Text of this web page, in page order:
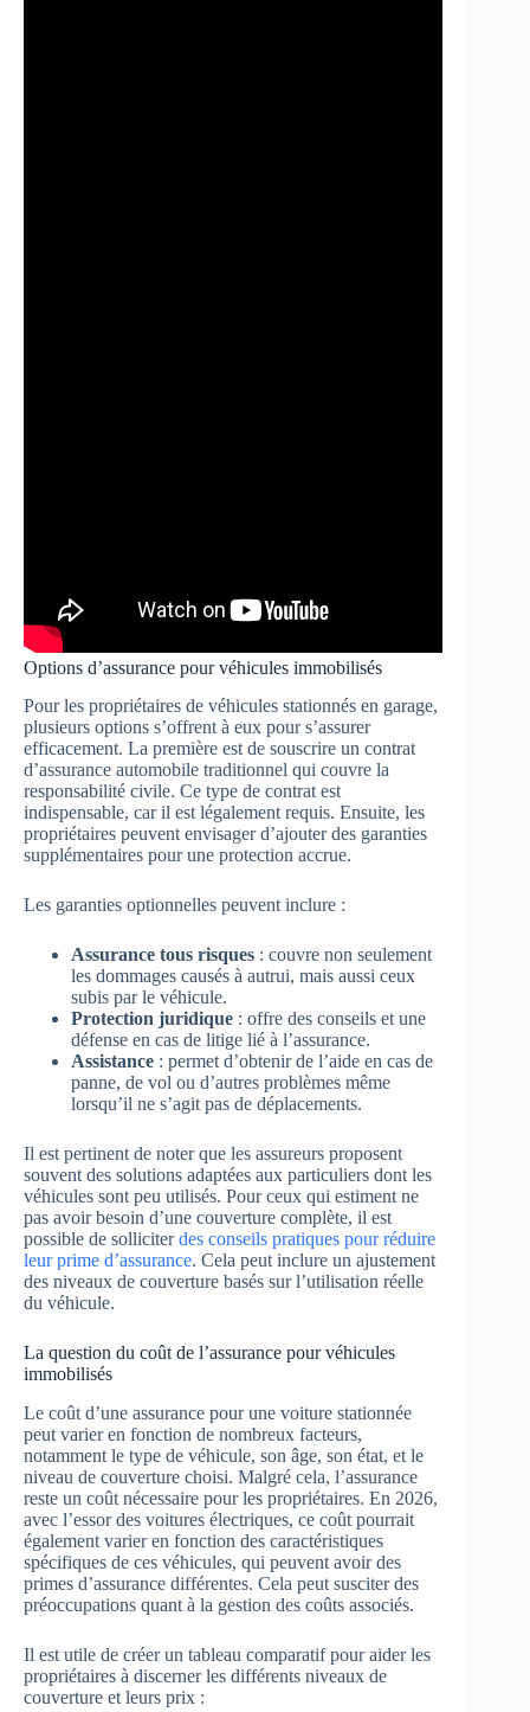
Options d’assurance pour véhicules immobilisés
Pour les propriétaires de véhicules stationnés en garage,
plusieurs options s’offrent à eux pour s’assurer
efficacement. La première est de souscrire un contrat
d’assurance automobile traditionnel qui couvre la
responsabilité civile. Ce type de contrat est
indispensable, car il est légalement requis. Ensuite, les
propriétaires peuvent envisager d’ajouter des garanties
supplémentaires pour une protection accrue.
Les garanties optionnelles peuvent inclure :
Assurance tous risques : couvre non seulement
les dommages causés à autrui, mais aussi ceux
subis par le véhicule.
Protection juridique : offre des conseils et une
défense en cas de litige lié à l’assurance.
Assistance : permet d’obtenir de l’aide en cas de
panne, de vol ou d’autres problèmes même
lorsqu’il ne s’agit pas de déplacements.
Il est pertinent de noter que les assureurs proposent
souvent des solutions adaptées aux particuliers dont les
véhicules sont peu utilisés. Pour ceux qui estiment ne
pas avoir besoin d’une couverture complète, il est
possible de solliciterdes conseils pratiques pour réduire
leur prime d’assurance. Cela peut inclure un ajustement
des niveaux de couverture basés sur l’utilisation réelle
du véhicule.
La question du coût de l’assurance pour véhicules
immobilisés
Le coût d’une assurance pour une voiture stationnée
peut varier en fonction de nombreux facteurs,
notamment le type de véhicule, son âge, son état, et le
niveau de couverture choisi. Malgré cela, l’assurance
reste un coût nécessaire pour les propriétaires. En 2026,
avec l’essor des voitures électriques, ce coût pourrait
également varier en fonction des caractéristiques
spécifiques de ces véhicules, qui peuvent avoir des
primes d’assurance différentes. Cela peut susciter des
préoccupations quant à la gestion des coûts associés.
Il est utile de créer un tableau comparatif pour aider les
propriétaires à discerner les différents niveaux de
couverture et leurs prix :